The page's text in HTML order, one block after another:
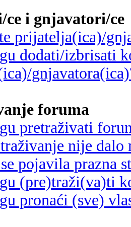
i gnjavatori/ce
prijatelja(ica)/
dodati/izbrisati
foruma
pretraživati
nije dalo
pojavila prazna
(pre)traži(va)ti
pronaći (sve)